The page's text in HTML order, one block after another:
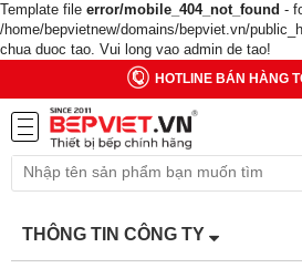
Template file error/mobile_404_not_found -
/home/bepvietnew/domains/bepviet.vn/
chua duoc tao. Vui long vao admin de tao!
HOTLINE BÁN HÀNG
THÔNG TIN CÔNG TY